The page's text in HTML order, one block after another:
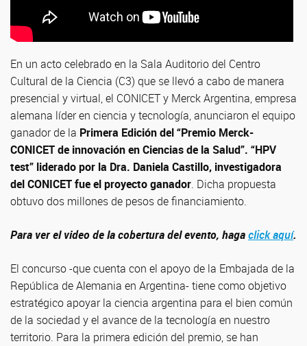
En un acto celebrado en la Sala Auditorio del Centro
Cultural de la Ciencia (C3) que se llevó a cabo de manera
presencial y virtual, el CONICET y Merck Argentina, empresa
alemana líder en ciencia y tecnología, anunciaron el equipo
ganador de la Primera Edición del “Premio Merck-
CONICET de innovación en Ciencias de la Salud”. “HPV
test” liderado por la Dra. Daniela Castillo, investigadora
del CONICET fue el proyecto ganador. Dicha propuesta
obtuvo dos millones de pesos de financiamiento.
Para ver el video de la cobertura del evento, hagaclick aquí.
El concurso -que cuenta con el apoyo de la Embajada de la
República de Alemania en Argentina- tiene como objetivo
estratégico apoyar la ciencia argentina para el bien común
de la sociedad y el avance de la tecnología en nuestro
territorio. Para la primera edición del premio, se han